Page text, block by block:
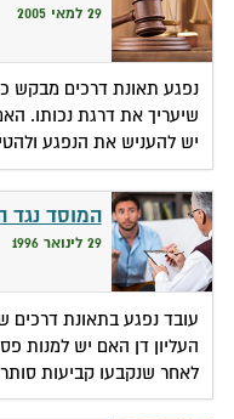
29 למאי 2005
נפגע תאונת דרכים מבקש
שיעריך את דרגת נכותו.
יש להעניש את הנפגע
המוסד נגד
29 לינואר 1996
עובד נפגע בתאונת דרכים
העליון דן האם יש למנות
לאחר שנקבעו קביעות